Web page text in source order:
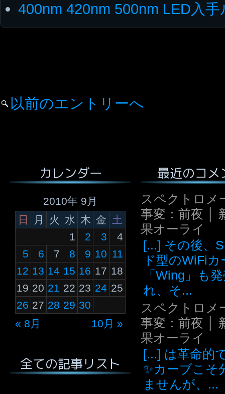
400nm 420nm 500nm LED入
以前のエントリーへ
カレンダー
2010年 9月
日
月 火 水 木 金 土
« 8月 10月 »
1 2 3
4
5
6 7 8 9 10 11
12 13 14 15 16 17 18
19 20 21 22 23 24 25
26 27 28 29 30
全ての記事リスト
最近のコメ
スペクトロメ
事変：前夜 │
果オーライ
[...] その後、
ド型のWiFiカ
「Wing」も
れ、そ...
スペクトロメ
事変：前夜 │
果オーライ
[...] は革命的
✨カーブこそ
ませんが、...